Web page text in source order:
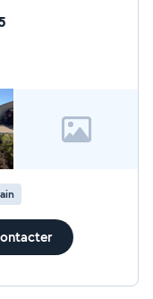
résine , voie
dans le
tout menuiseries